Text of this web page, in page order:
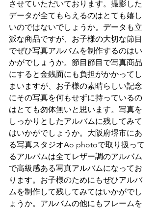
させていただいております。撮影した
データが全てもらえるのはとても嬉し
いのではないでしょうか。データも立
派な商品ですが、お子様の大切な節目
でぜひ写真アルバムを制作するのはい
かがでしょうか。節目節目で写真商品
にすると金銭面にも負担がかかってし
まいますが、お子様の素晴らしい記念
にその写真を何もせずに持っているの
はとても勿体無いと思います。写真を
しっかりとしたアルバムに残してみて
はいかがでしょうか。大阪府堺市にあ
る写真スタジオAo photoで取り扱って
るアルバムは全てレザー調のアルバム
で高級感ある写真アルバムになってお
ります。お子様のためにもぜひアルバ
ムを制作して残してみてはいかがでし
ょうか。アルバムの他にもフレームを